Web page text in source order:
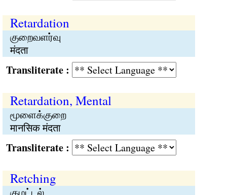
Retardation
குறைவளர்வு
मंदता
:
Retardation, Mental
மூளைக்குறை
मानसिक मंदता
:
Retching
குமட்டல்